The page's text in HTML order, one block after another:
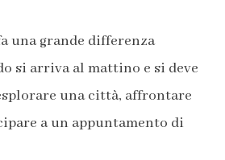
una grande differenza
si arriva al mattino e si deve
una città, affrontare
a un appuntamento di